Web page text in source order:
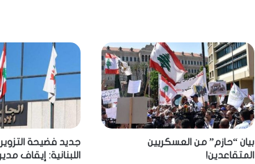
بيان “حازم” من العسكريين
المتقاعدين!
جديد فضيحة
اللبنانية: إيقاف